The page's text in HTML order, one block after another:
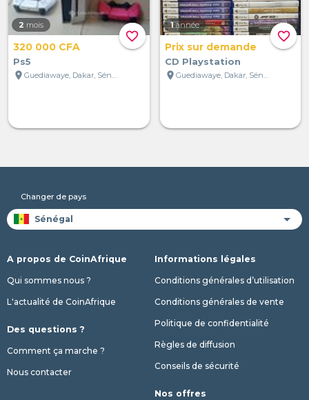
favorite_border
2 mois
320 000 CFA
Ps5
location_on
favorite_border
1 année
Prix sur demande
CD Playstation
location_on
Changer de pays
A propos de CoinAfrique
Qui sommes nous ?
L'actualité de CoinAfrique
Des questions ?
Comment ça marche ?
Nous contacter
Informations légales
Conditions générales d’utilisation
Conditions générales de vente
Politique de confidentialité
Règles de diffusion
Conseils de sécurité
Nos offres